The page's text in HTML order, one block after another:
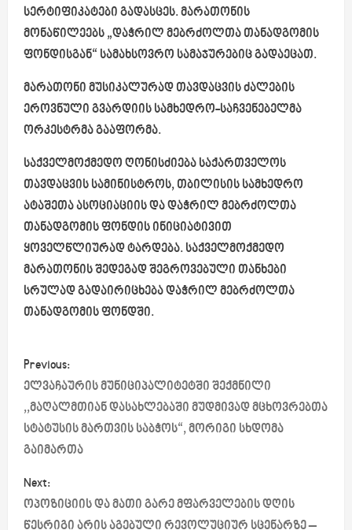
სერტიფიკატები გადასცეს. მარათონის
მონაწილეებს „დაჭრილ მებრძოლთა თანადგომის
ფონდისგან“ სამახსოვრო სამაჯურებიც გადაეცათ.
მარათონი მუსიკალურად თავდაცვის ძალების
ეროვნული გვარდიის სამხედრო-საჩვენებელმა
ორკესტრმა გააფორმა.
საქველმოქმედო ღონისძიება საქართველოს
თავდაცვის სამინისტროს, თბილისის სამხედრო
ატაშეთა ასოციაციის და დაჭრილ მებრძოლთა
თანადგომის ფონდის ინიციატივით
ყოველწლიურად ტარდება. საქველმოქმედო
მარათონის შედეგად შეგროვებული თანხები
სრულად გადაირიცხება დაჭრილ მებრძოლთა
თანადგომის ფონდში.
P
o
s
t
n
a
Previous:
ელვაჩაურის მუნიციპალიტეტში შექმნილი
,,მაღალმთიან დასახლებაში მუდმივად მცხოვრებთა
სტატუსის მართვის საბჭოს“, მორიგი სხდომა
გაიმართა
Next:
ოპოზიციის და მათი გარე მფარველების დღის
წესრიგი არის აგებული რევოლუციურ სცენარზე –